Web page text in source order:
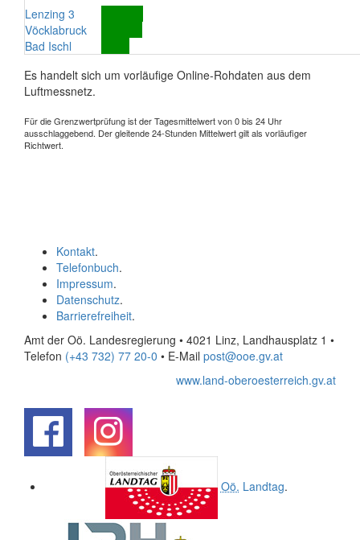
Lenzing 3
Vöcklabruck
Bad Ischl
Es handelt sich um vorläufige Online-Rohdaten aus dem
Luftmessnetz.
Für die Grenzwertprüfung ist der Tagesmittelwert von 0 bis 24 Uhr
ausschlaggebend. Der gleitende 24-Stunden Mittelwert gilt als vorläufiger
Richtwert.
Kontakt.
Telefonbuch.
Impressum.
Datenschutz.
Barrierefreiheit.
Amt der Oö. Landesregierung • 4021 Linz, Landhausplatz 1 •
Telefon (+43 732) 77 20-0 • E-Mail post@ooe.gv.at
www.land-oberoesterreich.gv.at
Oö. Landtag.